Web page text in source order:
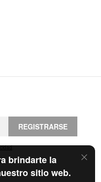
brindarte la
sitio web.
REGISTRARSE
.